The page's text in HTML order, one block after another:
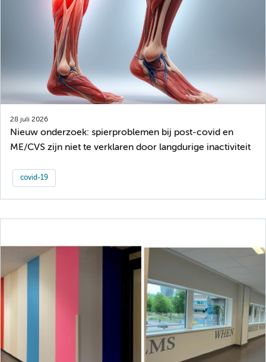
28 juli 2026
Nieuw onderzoek: spierproblemen bij post-covid en
ME/CVS zijn niet te verklaren door langdurige inactiviteit
covid-19